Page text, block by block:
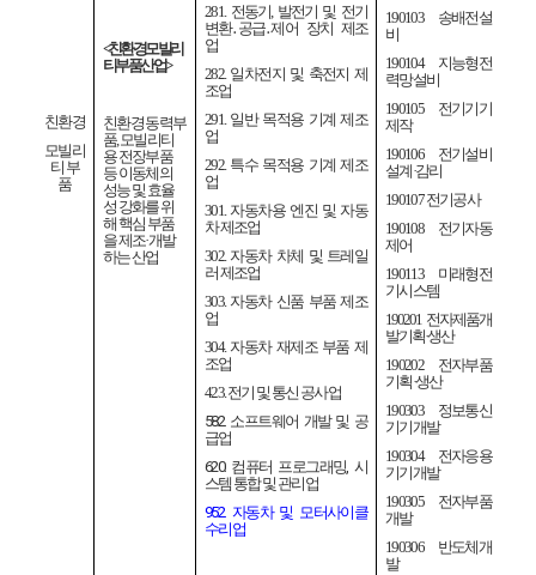
친환경
모빌리
티 부
품
<친환경 모빌리
티 부품 산업>
친환경 동력부
품,모빌리티
용 전장부품
등 이동체의
성능 및 효율
성 강화를 위
해 핵심 부품
을 제조·개발
하는 산업
281. 전동기, 발전기 및 전기
변환․ 공급․제어 장치 제조
업
282. 일차전지 및 축전지 제
조업
291. 일반 목적용 기계 제조
업
292. 특수 목적용 기계 제조
업
301. 자동차용 엔진 및 자동
차 제조업
302. 자동차 차체 및 트레일
러 제조업
303. 자동차 신품 부품 제조
업
304. 자동차 재제조 부품 제
조업
423.전기 및 통신 공사업
582. 소프트웨어 개발 및 공
급업
620. 컴퓨터 프로그래밍, 시
스템 통합 및 관리업
952. 자동차 및 모터사이클
수리업
190103 송배전설
비
190104 지능형전
력망설비
190105 전기기기
제작
190106 전기설비
설계·감리
190107전기공사
190108 전기자동
제어
190113 미래형전
기시스템
190201 전자제품개
발기획·생산
190202 전자부품
기획·생산
190303 정보통신
기기개발
190304 전자응용
기기개발
190305 전자부품
개발
190306 반도체개
발